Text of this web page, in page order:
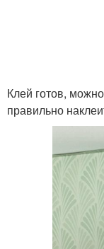
Клей готов,
правильно